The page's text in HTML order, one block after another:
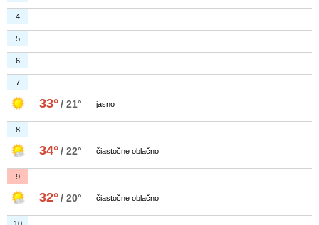
4
5
6
7
33°/ 21° jasno
8
34°/ 22° čiastočne oblačno
9
32°/ 20° čiastočne oblačno